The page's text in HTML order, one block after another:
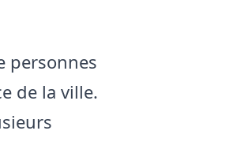
personnes
de la ville.